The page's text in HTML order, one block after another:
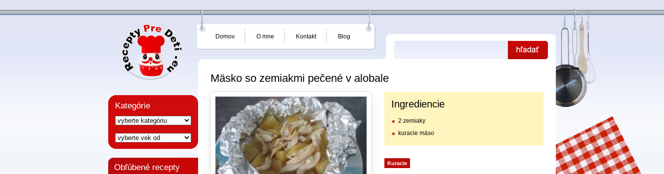
Domov O mne Kontakt Blog
Mäsko so zemiakmi pečené v alobale
Ingrediencie
2 zemiaky
kuracie mäso
Kuracie
Kategórie
Obľúbené recepty